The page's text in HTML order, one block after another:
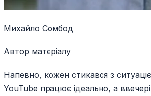
Михайло Сомбод
Автор матеріалу
Напевно, кожен стикався з
YouTube працює ідеально, а ввечері